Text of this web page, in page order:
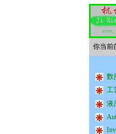
你当前
数
工
液